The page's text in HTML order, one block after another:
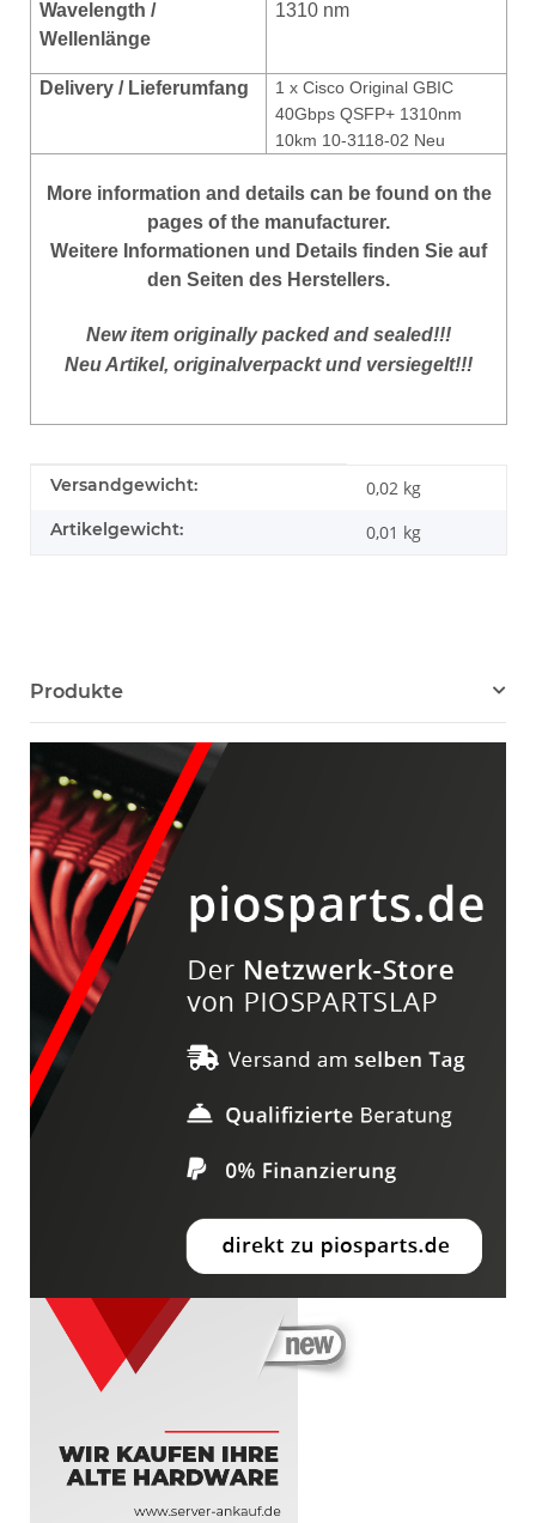
Wavelength /
Wellenlänge
1310 nm
Delivery / Lieferumfang
1 x Cisco Original GBIC
40Gbps QSFP+ 1310nm
10km 10-3118-02 Neu
More information and details can be found on the
pages of the manufacturer.
Weitere Informationen und Details finden Sie auf
den Seiten des Herstellers.
New item originally packed and sealed!!!
Neu Artikel, originalverpackt und versiegelt!!!
Produkteigenschaft
Wert
Versandgewicht: 0,02 kg
Artikelgewicht: 0,01 kg
Produkte